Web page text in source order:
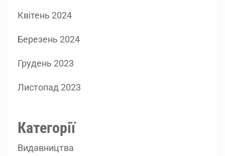
Квітень 2024
Березень 2024
Грудень 2023
Листопад 2023
Категорії
Видавництва